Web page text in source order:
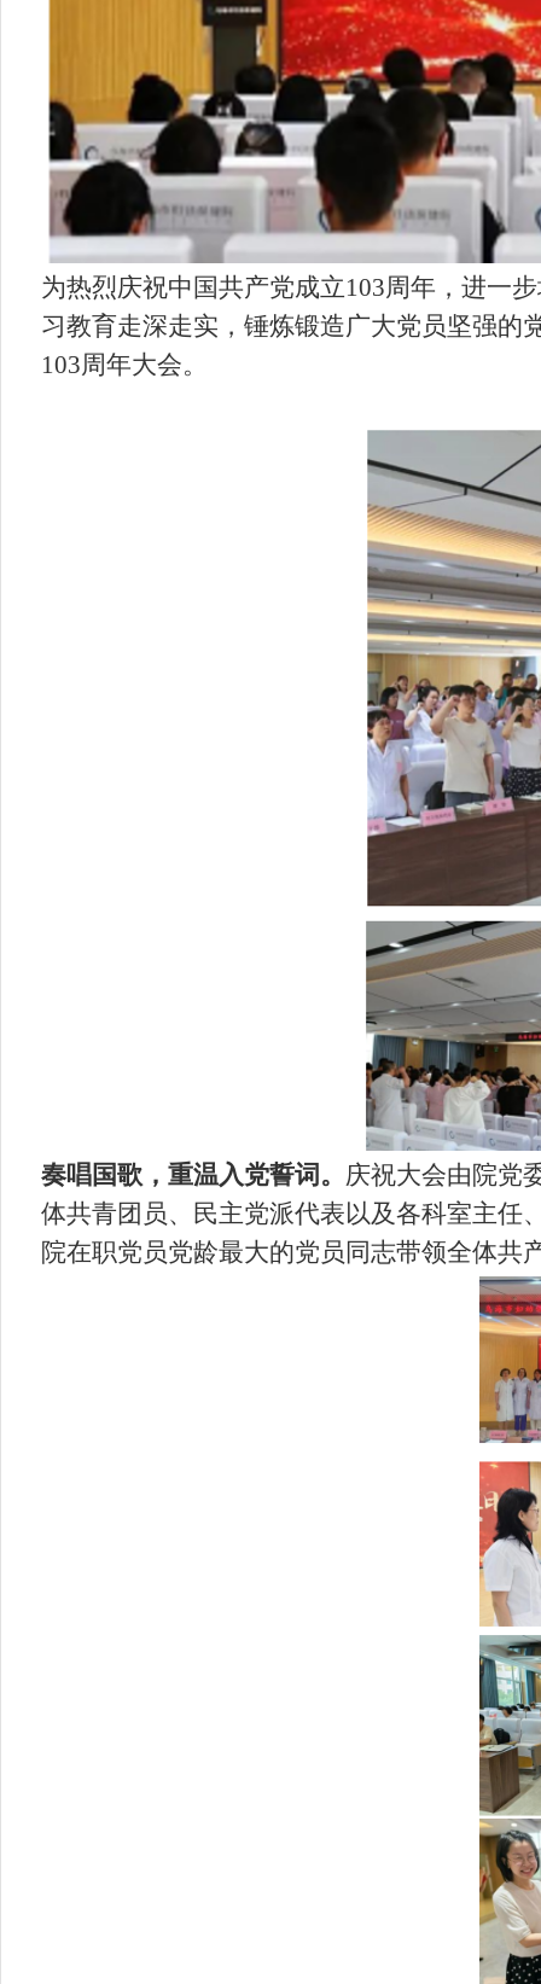
为热烈庆祝中国共产党成立103周年，进一
习教育走深走实，锤炼锻造广大党员坚强的
103周年大会。
奏唱国歌，重温入党誓词。 庆祝大会由院党
体共青团员、民主党派代表以及各科室主任
院在职党员党龄最大的党员同志带领全体共